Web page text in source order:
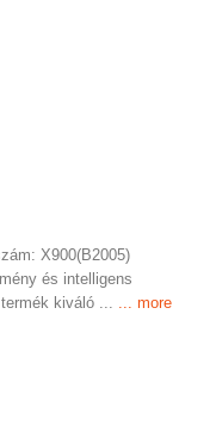
X900(B2005)
és intelligens
kiváló ...
... more